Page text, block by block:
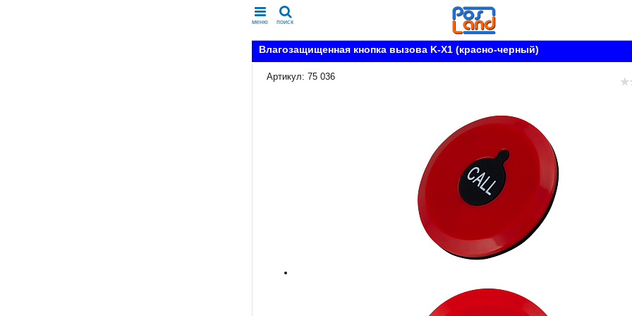
меню поиск
Влагозащищенная кнопка вызова K-X1 (красно-черный)
Артикул: 75 036